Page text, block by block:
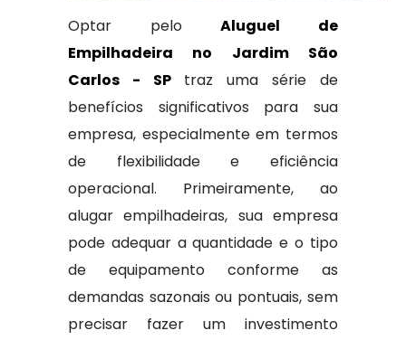
Optar peloAluguel de
Empilhadeira no Jardim São
Carlos - SPtraz uma série de
benefícios significativos para sua
empresa, especialmente em termos
de flexibilidade e eficiência
operacional. Primeiramente, ao
alugar empilhadeiras, sua empresa
pode adequar a quantidade e o tipo
de equipamento conforme as
demandas sazonais ou pontuais, sem
precisar fazer um investimento